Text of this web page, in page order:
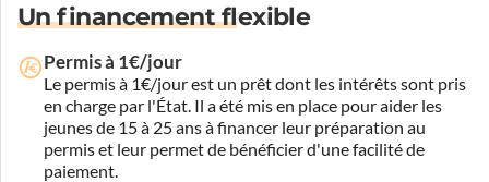
Un financement flexible
Permis à 1€/jour
Le permis à 1€/jour est un prêt dont les intérêts sont pris
en charge par l'État. Il a été mis en place pour aider les
jeunes de 15 à 25 ans à financer leur préparation au
permis et leur permet de bénéficier d'une facilité de
paiement.